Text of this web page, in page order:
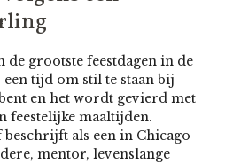
de grootste feestdagen in de
een tijd om stil te staan bij
en het wordt gevierd met
feestelijke maaltijden.
als een in Chicago
mentor, levenslange